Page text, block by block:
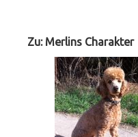
Widgets
Zu: Merlins Charakter